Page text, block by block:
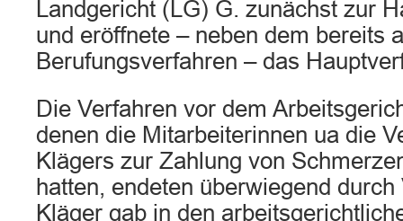
Landgericht (LG) G. zunächst zur
und eröffnete – neben dem bereits
Berufungsverfahren – das
Die Verfahren vor dem
denen die Mitarbeiterinnen ua die
Klägers zur Zahlung von
hatten, endeten überwiegend
Kläger gab in den